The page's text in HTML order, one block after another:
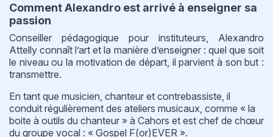
Comment Alexandro est arrivé à enseigner sa
passion
Conseiller pédagogique pour instituteurs, Alexandro
Attelly connaît l’art et la manière d’enseigner : quel que soit
le niveau ou la motivation de départ, il parvient à son but :
transmettre.
En tant que musicien, chanteur et contrebassiste, il
conduit régulièrement des ateliers musicaux, comme « la
boite à outils du chanteur » à Cahors et est chef de chœur
du groupe vocal : « Gospel F(or)EVER ».